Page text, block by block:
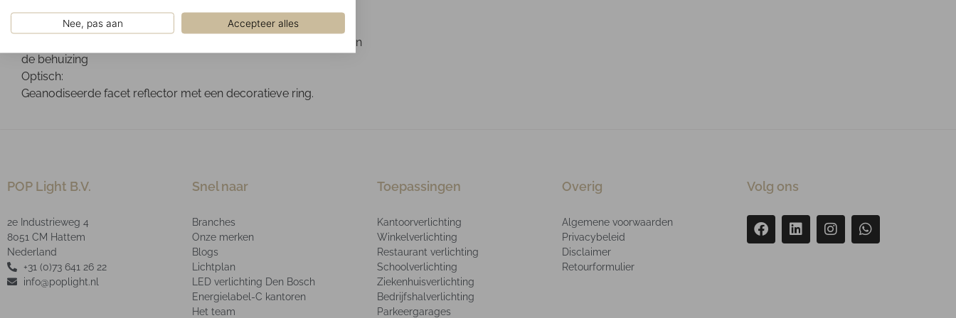
Nee, pas aan Accepteer alles
Ontwerp:
Wit gepoedercoate aluminium behuizing de driver bevindt zich in
de behuizing
Optisch:
Geanodiseerde facet reflector met een decoratieve ring.
POP Light B.V.
2e Industrieweg 4
8051 CM Hattem
Nederland
+31 (0)73 641 26 22
info@poplight.nl
Snel naar
Branches
Onze merken
Blogs
Lichtplan
LED verlichting Den Bosch
Energielabel-C kantoren
Het team
Toepassingen
Kantoorverlichting
Winkelverlichting
Restaurant verlichting
Schoolverlichting
Ziekenhuisverlichting
Bedrijfshalverlichting
Parkeergarages
Overig
Algemene voorwaarden
Privacybeleid
Disclaimer
Retourformulier
Volg ons